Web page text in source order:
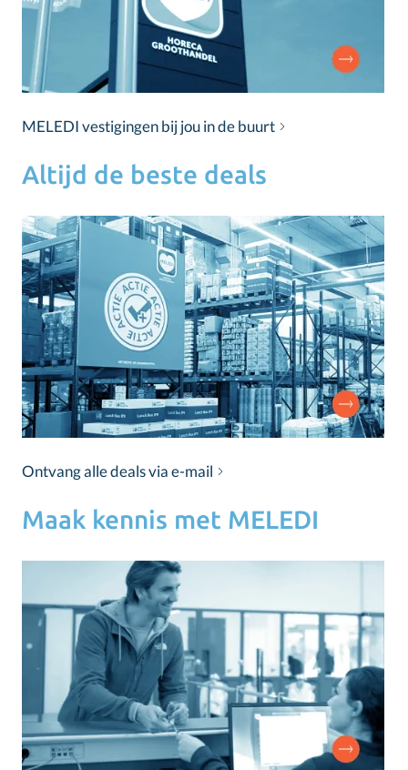
MELEDI vestigingen bij jou in de buurt
Altijd de beste deals
Ontvang alle deals via e-mail
Maak kennis met MELEDI